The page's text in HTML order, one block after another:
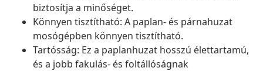
biztosítja a minőséget.
Könnyen tisztítható: A paplan- és párnahuzat
mosógépben könnyen tisztítható.
Tartósság: Ez a paplanhuzat hosszú élettartamú,
és a jobb fakulás- és foltállóságnak